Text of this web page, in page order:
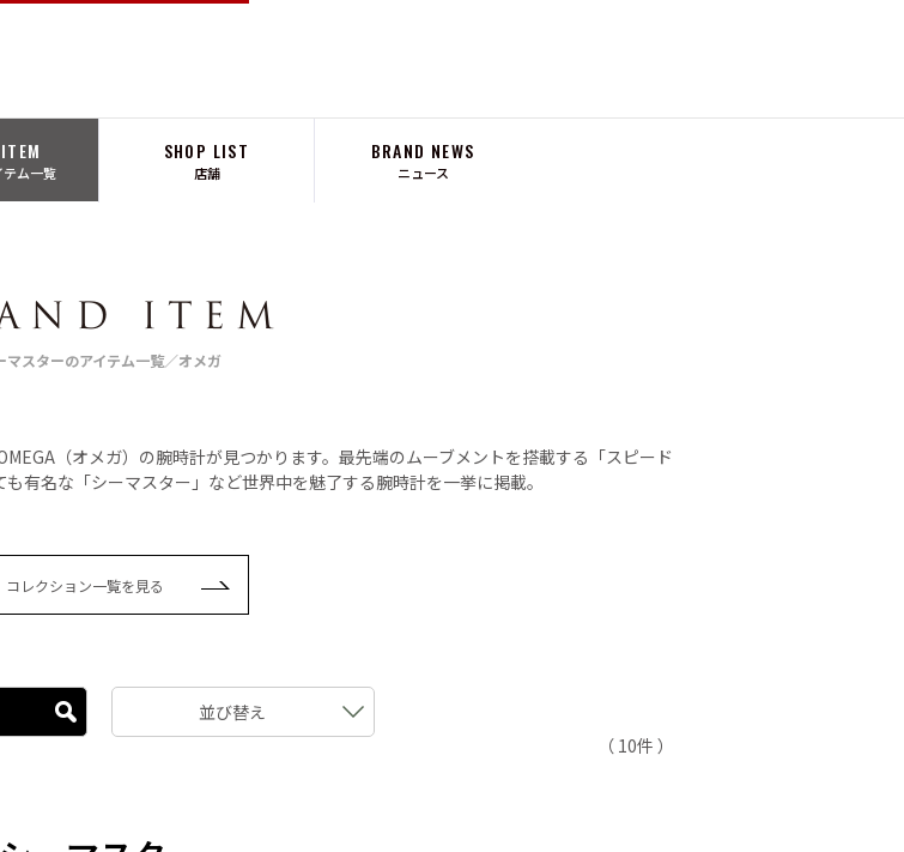
テム一覧
SHOP LIST
店舗
BRAND NEWS
ニュース
マスターのアイテム一覧／オメガ
（オメガ）の腕時計が見つかります。最先端のムーブメントを搭載する「スピード
有名な「シーマスター」など世界中を魅了する腕時計を一挙に掲載。
コレクション一覧を見る
並び替え
（ 10件 ）